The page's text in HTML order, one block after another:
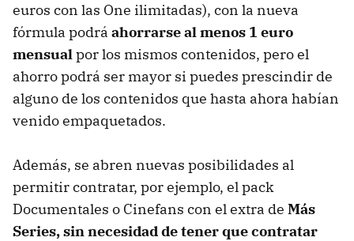
euros con las One ilimitadas), con la nueva
fórmula podrá ahorrarse al menos 1 euro
mensualpor los mismos contenidos, pero el
ahorro podrá ser mayor si puedes prescindir de
alguno de los contenidos que hasta ahora habían
venido empaquetados.
Además, se abren nuevas posibilidades al
permitir contratar, por ejemplo, el pack
Documentales o Cinefans con el extra de Más
Series, sin necesidad de tener que contratar